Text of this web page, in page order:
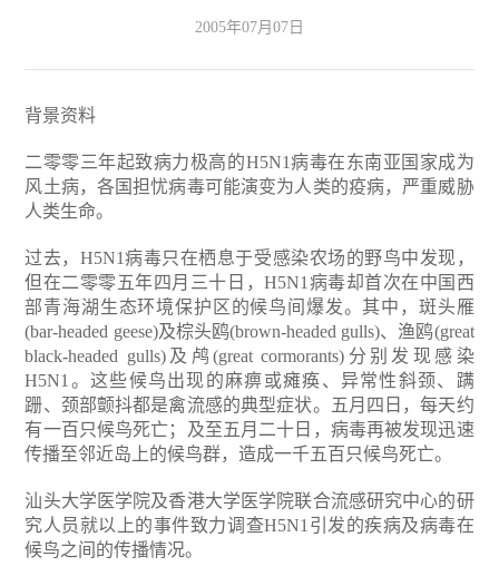
2005年07月07日
背景资料
二零零三年起致病力极高的H5N1病毒在东南亚国家成为
风土病，各国担忧病毒可能演变为人类的疫病，严重威胁
人类生命。
过去，H5N1病毒只在栖息于受感染农场的野鸟中发现，
但在二零零五年四月三十日，H5N1病毒却首次在中国西
部青海湖生态环境保护区的候鸟间爆发。其中，斑头雁
(bar-headed geese)及棕头鸥(brown-headed gulls)、渔鸥(great
black-headed gulls)及鸬(great cormorants)分别发现感染
H5N1。这些候鸟出现的麻痹或瘫痪、异常性斜颈、蹒
跚、颈部颤抖都是禽流感的典型症状。五月四日，每天约
有一百只候鸟死亡；及至五月二十日，病毒再被发现迅速
传播至邻近岛上的候鸟群，造成一千五百只候鸟死亡。
汕头大学医学院及香港大学医学院联合流感研究中心的研
究人员就以上的事件致力调查H5N1引发的疾病及病毒在
候鸟之间的传播情况。